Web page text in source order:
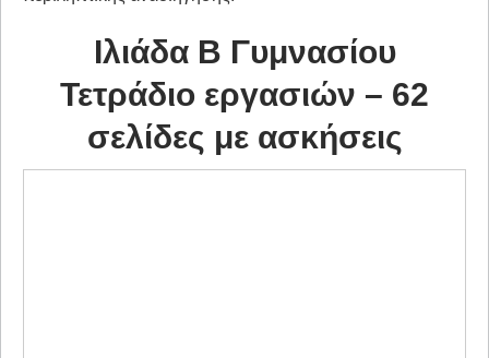
Ιλιάδα Β Γυμνασίου
Τετράδιο εργασιών – 62
σελίδες με ασκήσεις